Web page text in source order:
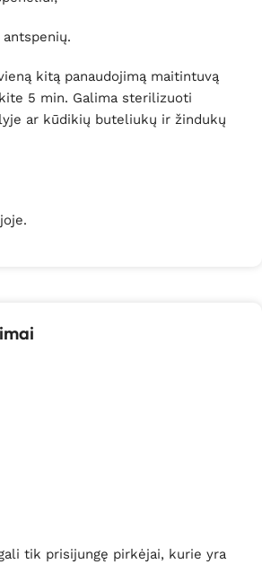
kitą panaudojimą maitintuvą
5 min. Galima sterilizuoti
ar kūdikių buteliukų ir žindukų
tik prisijungę pirkėjai, kurie yra